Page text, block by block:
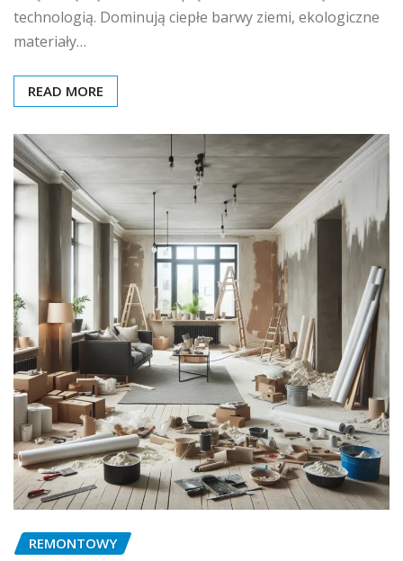
technologią. Dominują ciepłe barwy ziemi, ekologiczne
materiały…
READ MORE
REMONTOWY